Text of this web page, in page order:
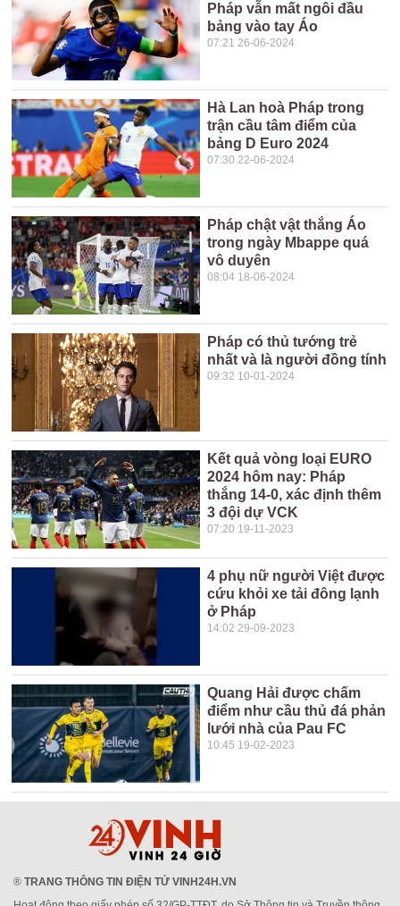
Pháp vẫn mất ngôi đầu
bảng vào tay Áo
07:21 26-06-2024
Hà Lan hoà Pháp trong
trận cầu tâm điểm của
bảng D Euro 2024
07:30 22-06-2024
Pháp chật vật thắng Áo
trong ngày Mbappe quá
vô duyên
08:04 18-06-2024
Pháp có thủ tướng trẻ
nhất và là người đồng tính
09:32 10-01-2024
Kết quả vòng loại EURO
2024 hôm nay: Pháp
thắng 14-0, xác định thêm
3 đội dự VCK
07:20 19-11-2023
4 phụ nữ người Việt được
cứu khỏi xe tải đông lạnh
ở Pháp
14:02 29-09-2023
Quang Hải được chấm
điểm như cầu thủ đá phản
lưới nhà của Pau FC
10:45 19-02-2023
® TRANG THÔNG TIN ĐIỆN TỬ VINH24H.VN